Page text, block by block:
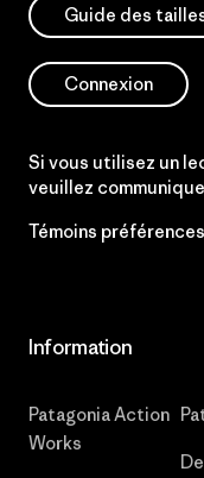
Guide des
Connexion
Si vous utilisez un
veuillez
Témoins préférences
Information
Patagonia Action
Works